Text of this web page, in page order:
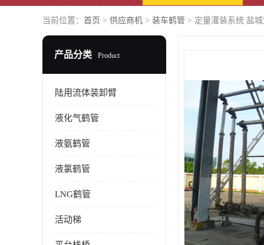
当前位置： 首页 > 供应商机 > 装车鹤管 > 定量灌装系统 盐
产品分类 Product
陆用流体装卸臂
液化气鹤管
液氨鹤管
液氯鹤管
LNG鹤管
活动梯